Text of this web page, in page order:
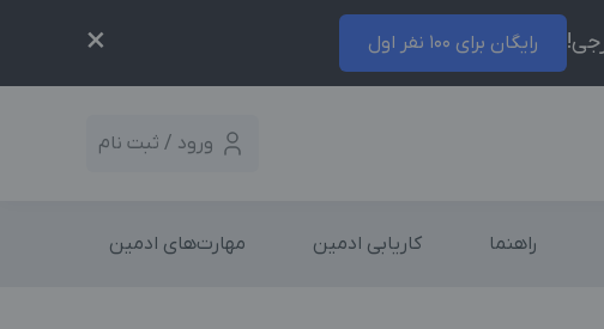
رایگان برای 100 نفر اول ×
ورود / ثبت نام
راهنما کاریابی ادمین مهارت‌های ادمین